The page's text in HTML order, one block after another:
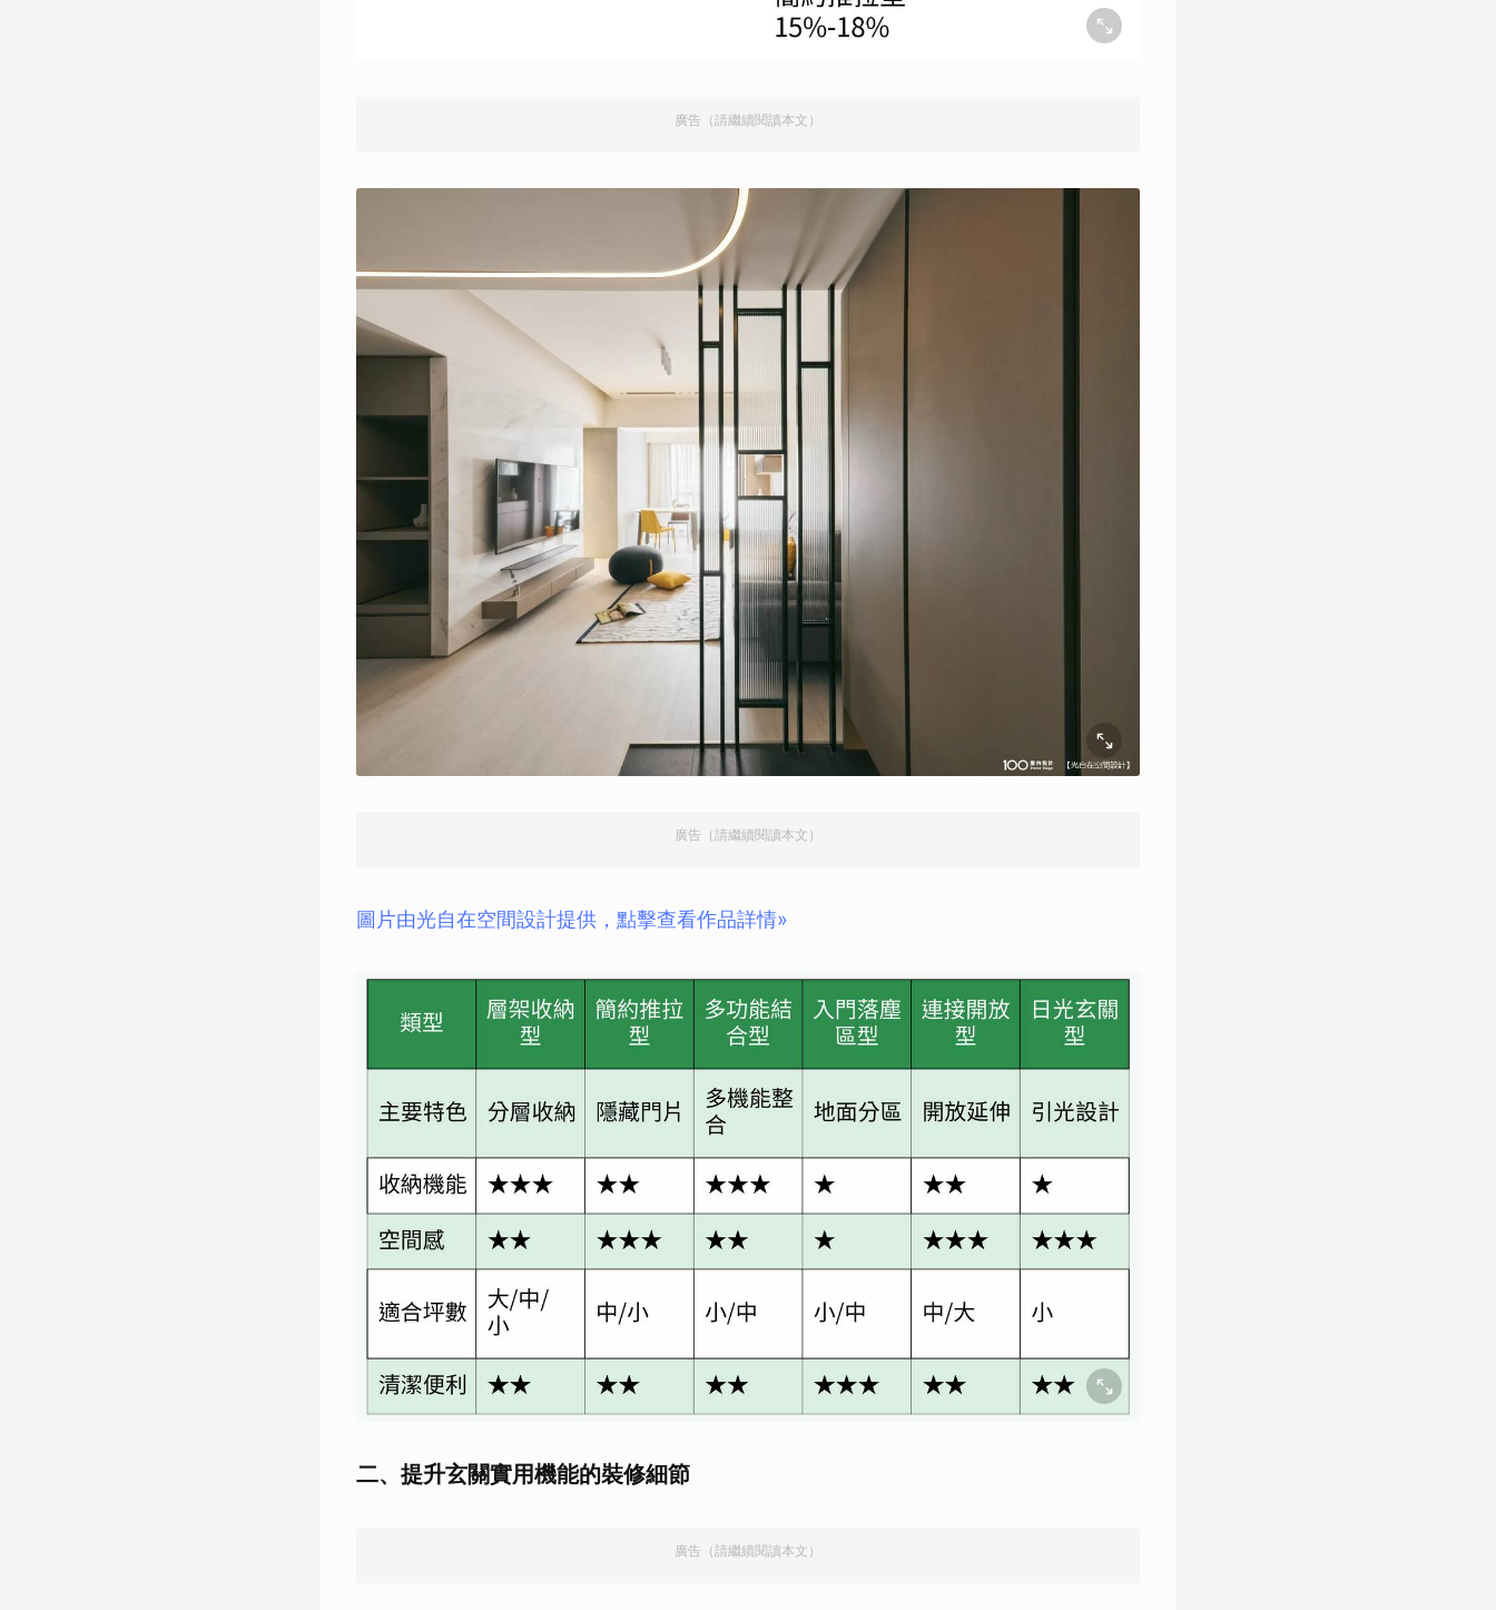
廣告（請繼續閱讀本文）
廣告（請繼續閱讀本文）
圖片由光自在空間設計提供，點擊查看作品詳情»
二、提升玄關實用機能的裝修細節
廣告（請繼續閱讀本文）